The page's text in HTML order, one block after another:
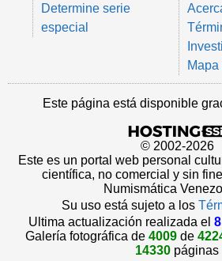
Determine serie
especial
Este página está disponible
© 2002-2026
Este es un portal web personal
científica, no comercial y sin
Numismática
Su uso está sujeto a los
Ultima actualización realizada el
Galería fotográfica de 4009de
14330 páginas